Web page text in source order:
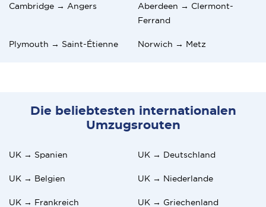
Cambridge → Angers
Aberdeen → Clermont-
Ferrand
Plymouth → Saint-Étienne Norwich → Metz
Die beliebtesten internationalen
Umzugsrouten
UK → Spanien UK → Deutschland
UK → Belgien UK → Niederlande
UK → Frankreich UK → Griechenland